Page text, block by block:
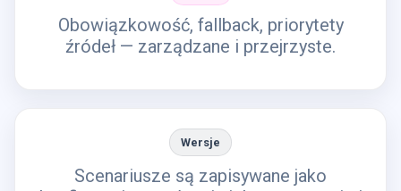
Obowiązkowość, fallback, priorytety
źródeł — zarządzane i przejrzyste.
Wersje
Scenariusze są zapisywane jako